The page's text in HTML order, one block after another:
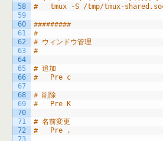
58
59
60
61
62
63
64
65
66
67
68
69
70
71
72
73
#	tmux -S /tmp/tmux-
#########
#
# ウィンドウ管理
#
# 追加
#	Pre c
# 削除
#	Pre K
# 名前変更
#	Pre ,